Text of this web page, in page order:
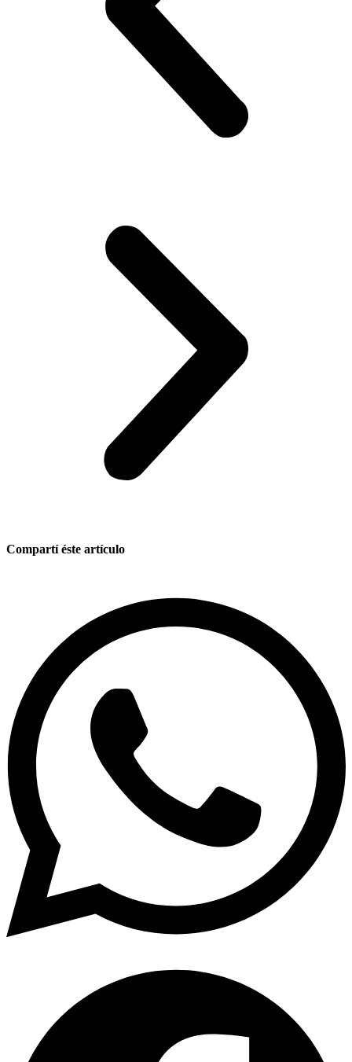
Compartí éste artículo